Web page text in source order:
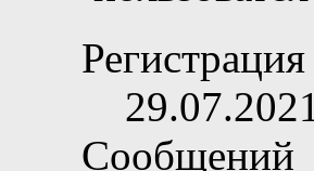
Регистрация
Сообщений